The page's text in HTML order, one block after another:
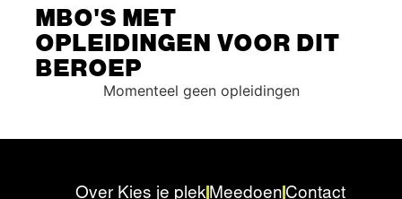
MBO'S MET
OPLEIDINGEN VOOR DIT
BEROEP
Momenteel geen opleidingen
Over Kies je plek Meedoen Contact